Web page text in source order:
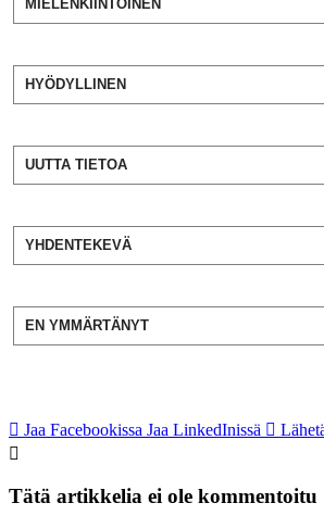
MIELENKIINTOINEN
HYÖDYLLINEN
UUTTA TIETOA
YHDENTEKEVÄ
EN YMMÄRTÄNYT
Jaa Facebookissa Jaa LinkedInissä
Tätä artikkelia ei ole kommentoitu